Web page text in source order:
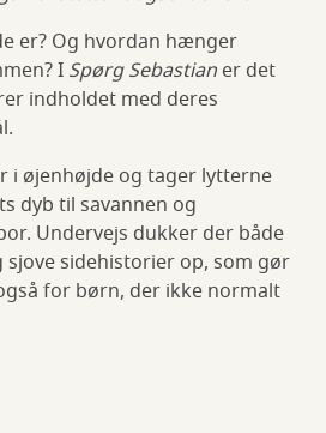
er? Og hvordan hænger
I Spørg Sebastian er det
indholdet med deres
i øjenhøjde og tager lytterne
dyb til savannen og
Undervejs dukker der både
sidehistorier op, som gør
for børn, der ikke normalt